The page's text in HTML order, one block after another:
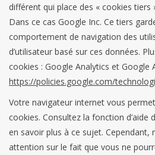
différent qui place des « cookies tiers
Dans ce cas Google Inc. Ce tiers
comportement de navigation des
d’utilisateur basé sur ces données.
cookies : Google Analytics et Google
https://policies.google.com/
Votre navigateur internet vous permet
cookies. Consultez la fonction d’aide
en savoir plus à ce sujet. Cependant,
attention sur le fait que vous ne